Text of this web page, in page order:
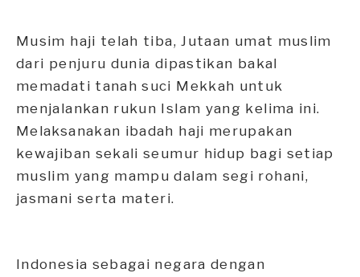
Musim haji telah tiba, Jutaan umat muslim
dari penjuru dunia dipastikan bakal
memadati tanah suci Mekkah untuk
menjalankan rukun Islam yang kelima ini.
Melaksanakan ibadah haji merupakan
kewajiban sekali seumur hidup bagi setiap
muslim yang mampu dalam segi rohani,
jasmani serta materi.
Indonesia sebagai negara dengan